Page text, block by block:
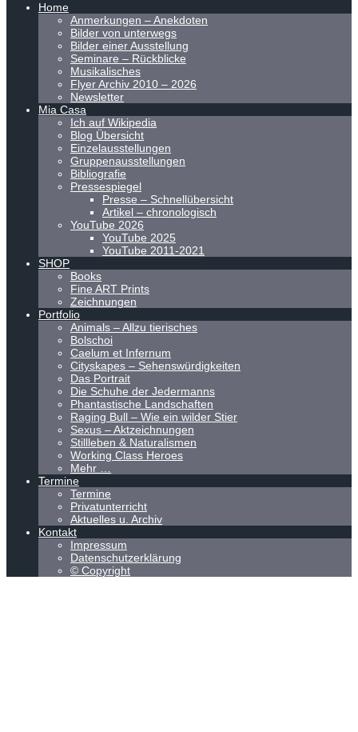
Home
Anmerkungen – Anekdoten
Bilder von unterwegs
Bilder einer Ausstellung
Seminare – Rückblicke
Musikalisches
Flyer Archiv 2010 – 2026
Newsletter
Mia Casa
Ich auf Wikipedia
Blog Übersicht
Einzelausstellungen
Gruppenausstellungen
Bibliografie
Pressespiegel
Presse – Schnellübersicht
Artikel – chronologisch
YouTube 2026
YouTube 2025
YouTube 2011-2021
SHOP
Books
Fine ART Prints
Zeichnungen
Portfolio
Animals – Allzu tierisches
Bolschoi
Caelum et Infernum
Cityskapes – Sehenswürdigkeiten
Das Portrait
Die Schuhe der Jedermanns
Phantastische Landschaften
Raging Bull – Wie ein wilder Stier
Sexus – Aktzeichnungen
Stillleben & Naturalismen
Working Class Heroes
Mehr …
Termine
Termine
Privatunterricht
Aktuelles u. Archiv
Kontakt
Impressum
Datenschutzerklärung
© Copyright